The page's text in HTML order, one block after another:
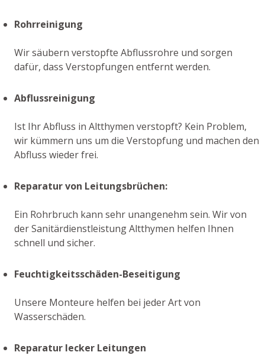
Rohrreinigung
Wir säubern verstopfte Abflussrohre und sorgen
dafür, dass Verstopfungen entfernt werden.
Abflussreinigung
Ist Ihr Abfluss in Altthymen verstopft? Kein Problem,
wir kümmern uns um die Verstopfung und machen den
Abfluss wieder frei.
Reparatur von Leitungsbrüchen:
Ein Rohrbruch kann sehr unangenehm sein. Wir von
der Sanitärdienstleistung Altthymen helfen Ihnen
schnell und sicher.
Feuchtigkeitsschäden-Beseitigung
Unsere Monteure helfen bei jeder Art von
Wasserschäden.
Reparatur lecker Leitungen